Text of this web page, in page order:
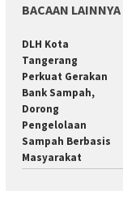
BACAAN LAINNYA
DLH Kota
Tangerang
Perkuat Gerakan
Bank Sampah,
Dorong
Pengelolaan
Sampah Berbasis
Masyarakat